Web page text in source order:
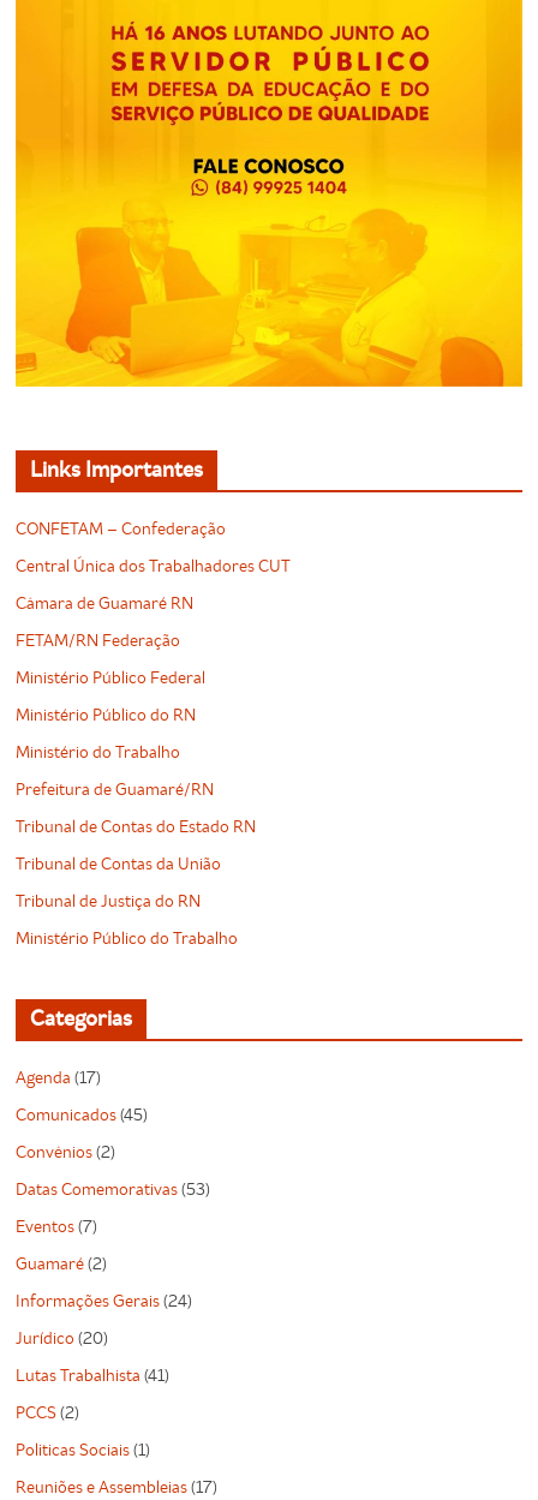
Links Importantes
CONFETAM – Confederação
Central Única dos Trabalhadores CUT
Câmara de Guamaré RN
FETAM/RN Federação
Ministério Público Federal
Ministério Público do RN
Ministério do Trabalho
Prefeitura de Guamaré/RN
Tribunal de Contas do Estado RN
Tribunal de Contas da União
Tribunal de Justiça do RN
Ministério Público do Trabalho
Categorias
Agenda (17)
Comunicados(45)
Convênios(2)
Datas Comemorativas(53)
Eventos(7)
Guamaré(2)
Informações Gerais(24)
Jurídico (20)
Lutas Trabalhista (41)
PCCS(2)
Politicas Sociais(1)
Reuniões e Assembleias(17)